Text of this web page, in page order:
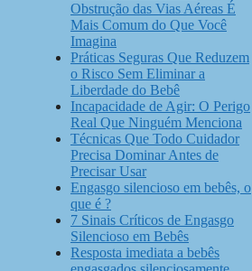
Obstrução das Vias Aéreas É
Mais Comum do Que Você
Imagina
Práticas Seguras Que Reduzem
o Risco Sem Eliminar a
Liberdade do Bebê
Incapacidade de Agir: O Perigo
Real Que Ninguém Menciona
Técnicas Que Todo Cuidador
Precisa Dominar Antes de
Precisar Usar
Engasgo silencioso em bebês, o
que é ?
7 Sinais Críticos de Engasgo
Silencioso em Bebês
Resposta imediata a bebês